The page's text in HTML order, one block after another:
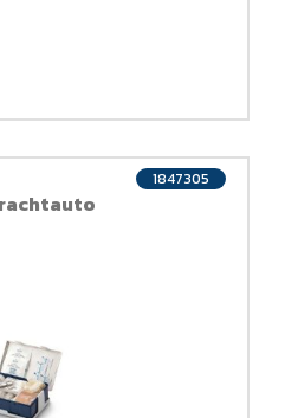
1847305